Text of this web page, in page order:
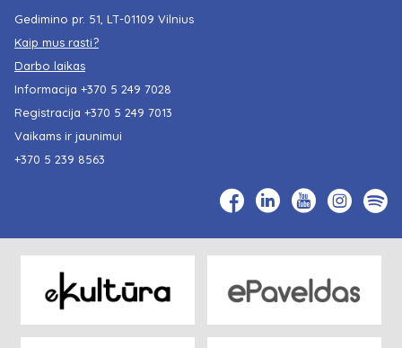
Gedimino pr. 51, LT-01109 Vilnius
Kaip mus rasti?
Darbo laikas
Informacija +370 5 249 7028
Registracija +370 5 249 7013
Vaikams ir jaunimui
+370 5 239 8563